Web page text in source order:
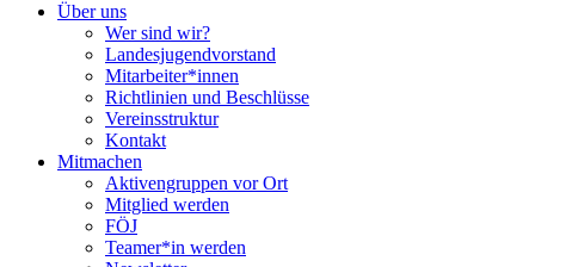
Über uns
Wer sind wir?
Landesjugendvorstand
Mitarbeiter*innen
Richtlinien und Beschlüsse
Vereinsstruktur
Kontakt
Mitmachen
Aktivengruppen vor Ort
Mitglied werden
FÖJ
Teamer*in werden